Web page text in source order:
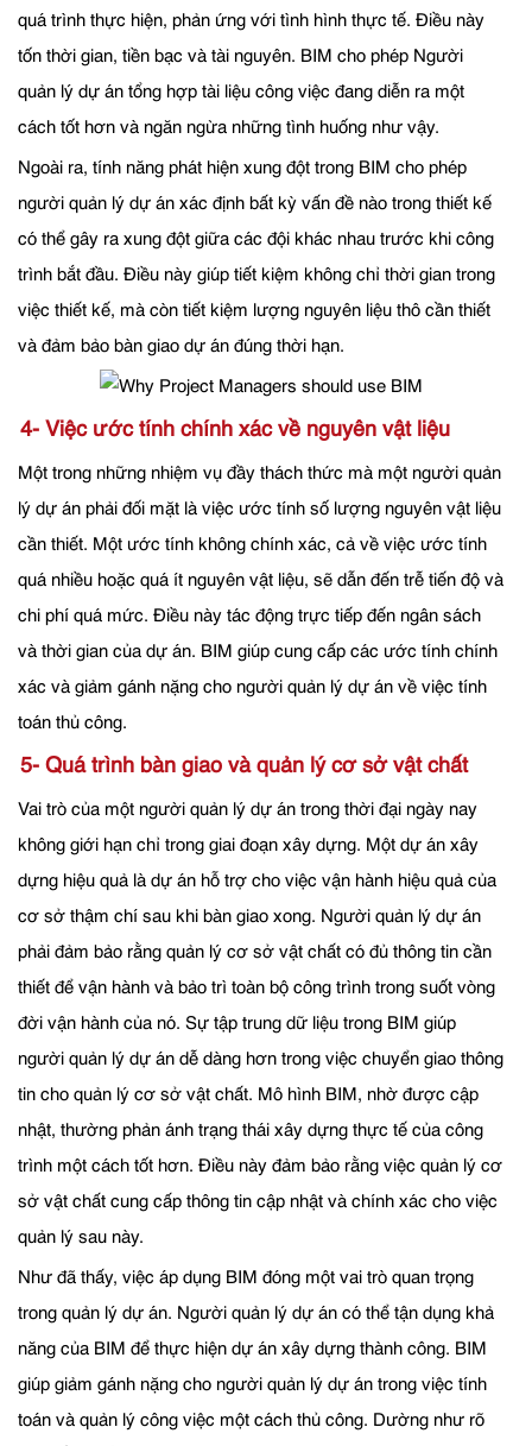
quá trình thực hiện, phản ứng với tình hình thực tế. Điều này
tốn thời gian, tiền bạc và tài nguyên. BIM cho phép Người
quản lý dự án tổng hợp tài liệu công việc đang diễn ra một
cách tốt hơn và ngăn ngừa những tình huống như vậy.
Ngoài ra, tính năng phát hiện xung đột trong BIM cho phép
người quản lý dự án xác định bất kỳ vấn đề nào trong thiết kế
có thể gây ra xung đột giữa các đội khác nhau trước khi công
trình bắt đầu. Điều này giúp tiết kiệm không chỉ thời gian trong
việc thiết kế, mà còn tiết kiệm lượng nguyên liệu thô cần thiết
và đảm bảo bàn giao dự án đúng thời hạn.
4- Việc ước tính chính xác về nguyên vật liệu
Một trong những nhiệm vụ đầy thách thức mà một người quản
lý dự án phải đối mặt là việc ước tính số lượng nguyên vật liệu
cần thiết. Một ước tính không chính xác, cả về việc ước tính
quá nhiều hoặc quá ít nguyên vật liệu, sẽ dẫn đến trễ tiến độ và
chi phí quá mức. Điều này tác động trực tiếp đến ngân sách
và thời gian của dự án. BIM giúp cung cấp các ước tính chính
xác và giảm gánh nặng cho người quản lý dự án về việc tính
toán thủ công.
5- Quá trình bàn giao và quản lý cơ sở vật chất
Vai trò của một người quản lý dự án trong thời đại ngày nay
không giới hạn chỉ trong giai đoạn xây dựng. Một dự án xây
dựng hiệu quả là dự án hỗ trợ cho việc vận hành hiệu quả của
cơ sở thậm chí sau khi bàn giao xong. Người quản lý dự án
phải đảm bảo rằng quản lý cơ sở vật chất có đủ thông tin cần
thiết để vận hành và bảo trì toàn bộ công trình trong suốt vòng
đời vận hành của nó. Sự tập trung dữ liệu trong BIM giúp
người quản lý dự án dễ dàng hơn trong việc chuyển giao thông
tin cho quản lý cơ sở vật chất. Mô hình BIM, nhờ được cập
nhật, thường phản ánh trạng thái xây dựng thực tế của công
trình một cách tốt hơn. Điều này đảm bảo rằng việc quản lý cơ
sở vật chất cung cấp thông tin cập nhật và chính xác cho việc
quản lý sau này.
Như đã thấy, việc áp dụng BIM đóng một vai trò quan trọng
trong quản lý dự án. Người quản lý dự án có thể tận dụng khả
năng của BIM để thực hiện dự án xây dựng thành công. BIM
giúp giảm gánh nặng cho người quản lý dự án trong việc tính
toán và quản lý công việc một cách thủ công. Dường như rõ